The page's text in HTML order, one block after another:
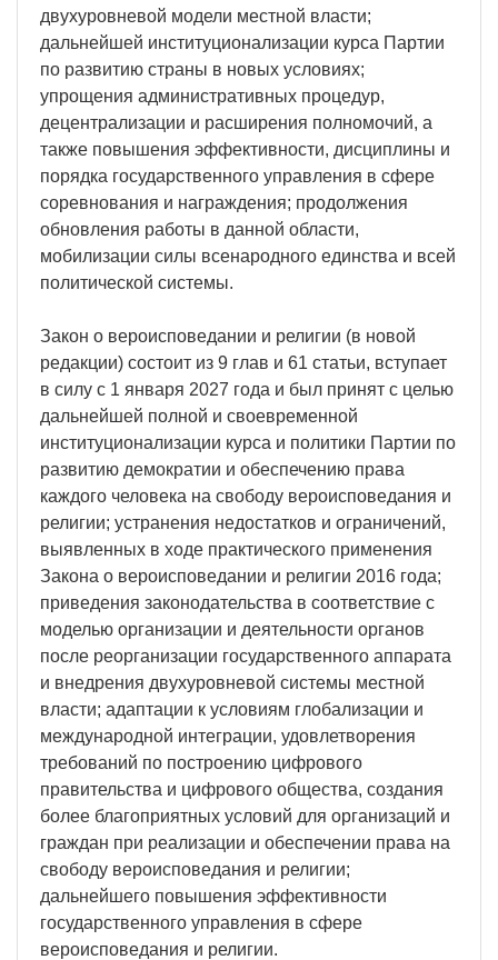
двухуровневой модели местной власти;
дальнейшей институционализации курса Партии
по развитию страны в новых условиях;
упрощения административных процедур,
децентрализации и расширения полномочий, а
также повышения эффективности, дисциплины и
порядка государственного управления в сфере
соревнования и награждения; продолжения
обновления работы в данной области,
мобилизации силы всенародного единства и всей
политической системы.
Закон о вероисповедании и религии (в новой
редакции) состоит из 9 глав и 61 статьи, вступает
в силу с 1 января 2027 года и был принят с целью
дальнейшей полной и своевременной
институционализации курса и политики Партии по
развитию демократии и обеспечению права
каждого человека на свободу вероисповедания и
религии; устранения недостатков и ограничений,
выявленных в ходе практического применения
Закона о вероисповедании и религии 2016 года;
приведения законодательства в соответствие с
моделью организации и деятельности органов
после реорганизации государственного аппарата
и внедрения двухуровневой системы местной
власти; адаптации к условиям глобализации и
международной интеграции, удовлетворения
требований по построению цифрового
правительства и цифрового общества, создания
более благоприятных условий для организаций и
граждан при реализации и обеспечении права на
свободу вероисповедания и религии;
дальнейшего повышения эффективности
государственного управления в сфере
вероисповедания и религии.